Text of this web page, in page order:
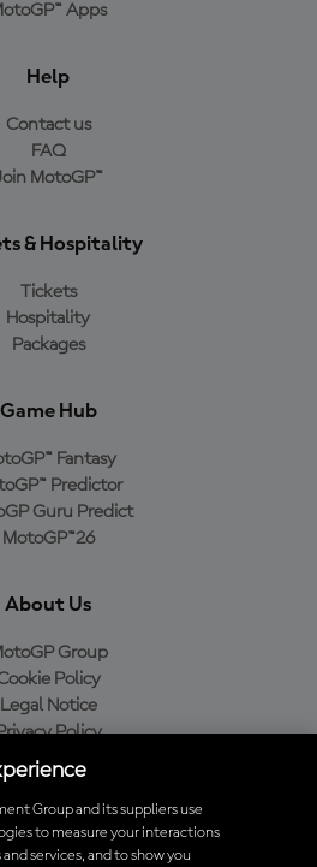
Apps
Help
Contact us
FAQ
MotoGP™
& Hospitality
Tickets
Hospitality
Packages
Game Hub
Fantasy
Predictor
Guru Predict
MotoGP™26
About Us
Group
Policy
Legal Notice
Policy
Policy
oficial da MotoGP™
Group and its suppliers use
to measure your interactions
services, and to show you